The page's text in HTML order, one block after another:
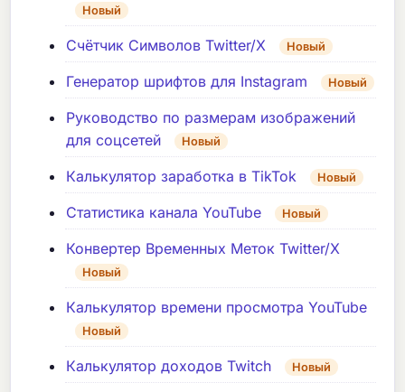
Новый
Счётчик Символов Twitter/X Новый
Генератор шрифтов для Instagram Новый
Руководство по размерам изображений
для соцсетей
Новый
Калькулятор заработка в TikTok Новый
Статистика канала YouTube Новый
Конвертер Временных Меток Twitter/X
Новый
Калькулятор времени просмотра YouTube
Новый
Калькулятор доходов Twitch Новый